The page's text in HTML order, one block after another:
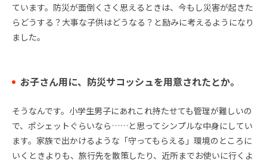
ています。防災が面倒くさく思えるときは、今もし災害が起きた
らどうする？大事な子供はどうなる？と励みに考えるようになり
ました。
お子さん用に、防災サコッシュを用意されたとか。
そうなんです。小学生男子にあれこれ持たせても管理が難しいの
で、ポシェットぐらいなら……と思ってシンプルな中身にしてい
ます。家族で出かけるような「守ってもらえる」環境のところに
いくときよりも、旅行先を散策したり、近所までお使いに行くよ